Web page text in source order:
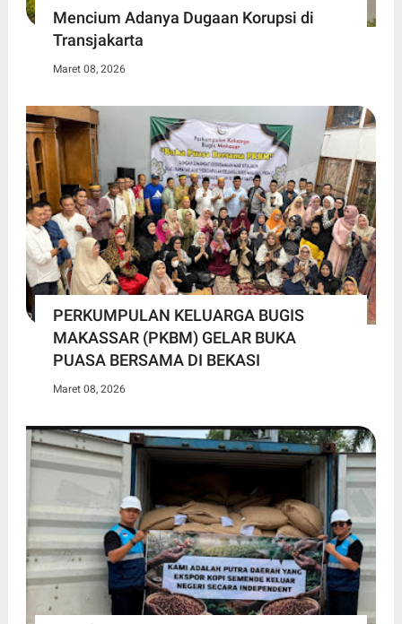
Mencium Adanya Dugaan Korupsi di
Transjakarta
Maret 08, 2026
PERKUMPULAN KELUARGA BUGIS
MAKASSAR (PKBM) GELAR BUKA
PUASA BERSAMA DI BEKASI
Maret 08, 2026